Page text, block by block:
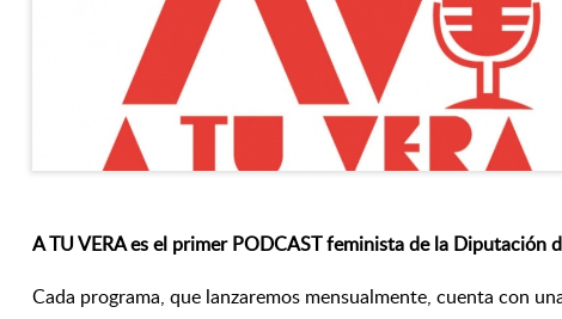
A TU VERA es el primer PODCAST feminista de la
Cada programa, que lanzaremos mensualmente, cuenta con